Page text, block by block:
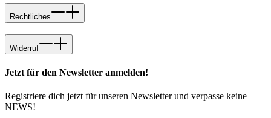
Rechtliches
Widerruf
Jetzt für den Newsletter anmelden!
Registriere dich jetzt für unseren Newsletter und verpasse keine
NEWS!